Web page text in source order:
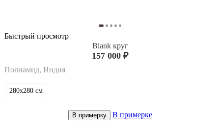
Быстрый просмотр
Blank круг
157 000 ₽
Полиамид, Индия
280x280 см
В примерку В примерке